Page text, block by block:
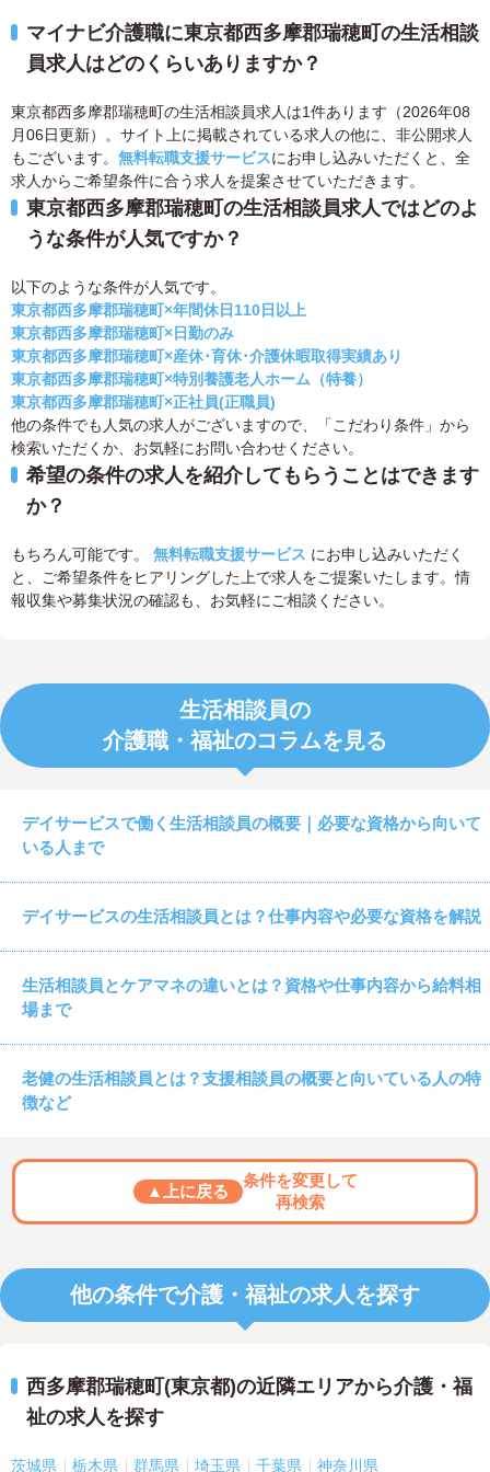
マイナビ介護職に東京都西多摩郡瑞穂町の生活相談
員求人はどのくらいありますか？
東京都西多摩郡瑞穂町の生活相談員求人は1件あります（2026年08
月06日更新）。サイト上に掲載されている求人の他に、非公開求人
もございます。 無料転職支援サービスにお申し込みいただくと、全
求人からご希望条件に合う求人を提案させていただきます。
東京都西多摩郡瑞穂町の生活相談員求人ではどのよ
うな条件が人気ですか？
以下のような条件が人気です。
東京都西多摩郡瑞穂町×年間休日110日以上
東京都西多摩郡瑞穂町×日勤のみ
東京都西多摩郡瑞穂町×産休･育休･介護休暇取得実績あり
東京都西多摩郡瑞穂町×特別養護老人ホーム（特養）
東京都西多摩郡瑞穂町×正社員(正職員)
他の条件でも人気の求人がございますので、「こだわり条件」から
検索いただくか、お気軽にお問い合わせください。
希望の条件の求人を紹介してもらうことはできます
か？
もちろん可能です。 無料転職支援サービス にお申し込みいただく
と、ご希望条件をヒアリングした上で求人をご提案いたします。情
報収集や募集状況の確認も、お気軽にご相談ください。
生活相談員の
介護職・福祉のコラムを見る
デイサービスで働く生活相談員の概要｜必要な資格から向いて
いる人まで
デイサービスの生活相談員とは？仕事内容や必要な資格を解説
生活相談員とケアマネの違いとは？資格や仕事内容から給料相
場まで
老健の生活相談員とは？支援相談員の概要と向いている人の特
徴など
▲上に戻る
条件を変更して
再検索
他の条件で介護・福祉の求人を探す
西多摩郡瑞穂町(東京都)の近隣エリアから介護・福
祉の求人を探す
茨城県 栃木県 群馬県 埼玉県 千葉県 神奈川県